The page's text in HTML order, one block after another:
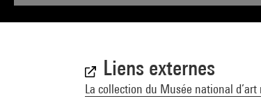
Liens externes
La collection du Musée national d’art